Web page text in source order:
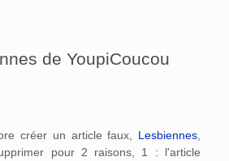
de YoupiCoucou
créer un article faux, Lesbiennes
pour 2 raisons, 1 : l'article